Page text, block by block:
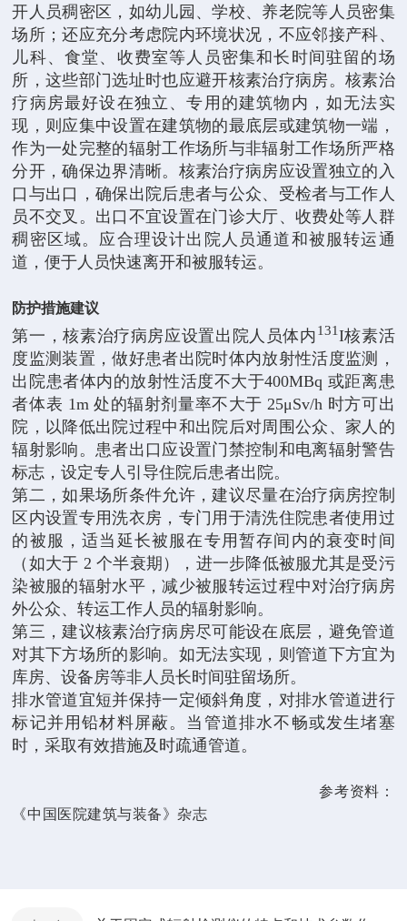
开人员稠密区，如幼儿园、学校、养老院等人员密集
场所；还应充分考虑院内环境状况，不应邻接产科、
儿科、食堂、收费室等人员密集和长时间驻留的场
所，这些部门选址时也应避开核素治疗病房。核素治
疗病房最好设在独立、专用的建筑物内，如无法实
现，则应集中设置在建筑物的最底层或建筑物一端，
作为一处完整的辐射工作场所与非辐射工作场所严格
分开，确保边界清晰。核素治疗病房应设置独立的入
口与出口，确保出院后患者与公众、受检者与工作人
员不交叉。出口不宜设置在门诊大厅、收费处等人群
稠密区域。应合理设计出院人员通道和被服转运通
道，便于人员快速离开和被服转运。
防护措施建议
第一，核素治疗病房应设置出院人员体内131I核素活
度监测装置，做好患者出院时体内放射性活度监测，
出院患者体内的放射性活度不大于400MBq 或距离患
者体表 1m 处的辐射剂量率不大于 25μSv/h 时方可出
院，以降低出院过程中和出院后对周围公众、家人的
辐射影响。患者出口应设置门禁控制和电离辐射警告
标志，设定专人引导住院后患者出院。
第二，如果场所条件允许，建议尽量在治疗病房控制
区内设置专用洗衣房，专门用于清洗住院患者使用过
的被服，适当延长被服在专用暂存间内的衰变时间
（如大于 2 个半衰期），进一步降低被服尤其是受污
染被服的辐射水平，减少被服转运过程中对治疗病房
外公众、转运工作人员的辐射影响。
第三，建议核素治疗病房尽可能设在底层，避免管道
对其下方场所的影响。如无法实现，则管道下方宜为
库房、设备房等非人员长时间驻留场所。
排水管道宜短并保持一定倾斜角度，对排水管道进行
标记并用铅材料屏蔽。当管道排水不畅或发生堵塞
时，采取有效措施及时疏通管道。
参考资料：
《中国医院建筑与装备》杂志